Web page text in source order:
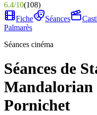
6.4/10(108)
Fiche
Séances
Palmarès
Séances cinéma
Séances de
Mandalorian
Pornichet